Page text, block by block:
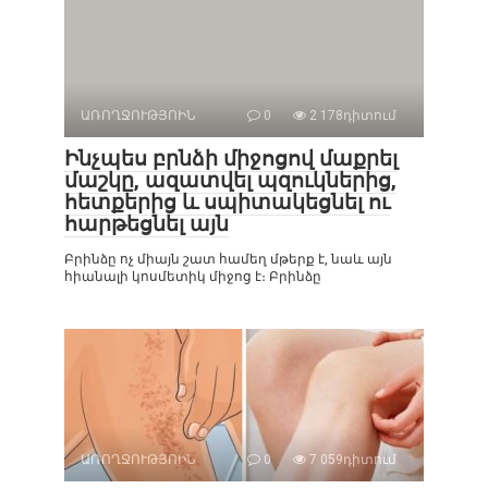
ԱՌՈՂՋՈՒԹՅՈԻՆ 0 2 178դիտում
Ինչպես բրնձի միջոցով մաքրել
մաշկը, ազատվել պզուկներից,
հետքերից և սպիտակեցնել ու
հարթեցնել այն
Բրինձը ոչ միայն շատ համեղ մթերք է, նաև այն
հիանալի կոսմետիկ միջոց է։ Բրինձը
ԱՌՈՂՋՈՒԹՅՈԻՆ 0 7 059դիտում